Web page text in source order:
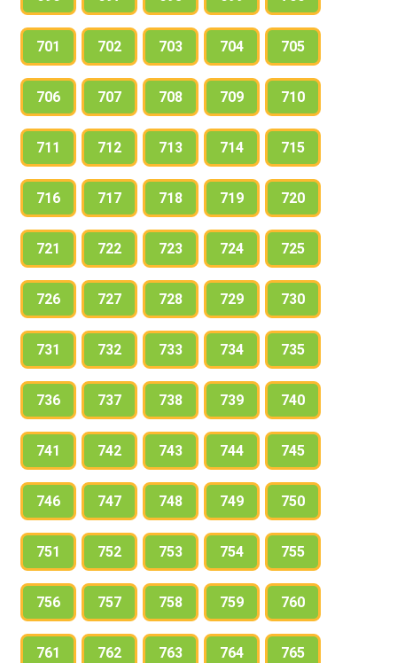
701 702 703 704 705
706 707 708 709 710
711 712 713 714 715
716 717 718 719 720
721 722 723 724 725
726 727 728 729 730
731 732 733 734 735
736 737 738 739 740
741 742 743 744 745
746 747 748 749 750
751 752 753 754 755
756 757 758 759 760
761 762 763 764 765